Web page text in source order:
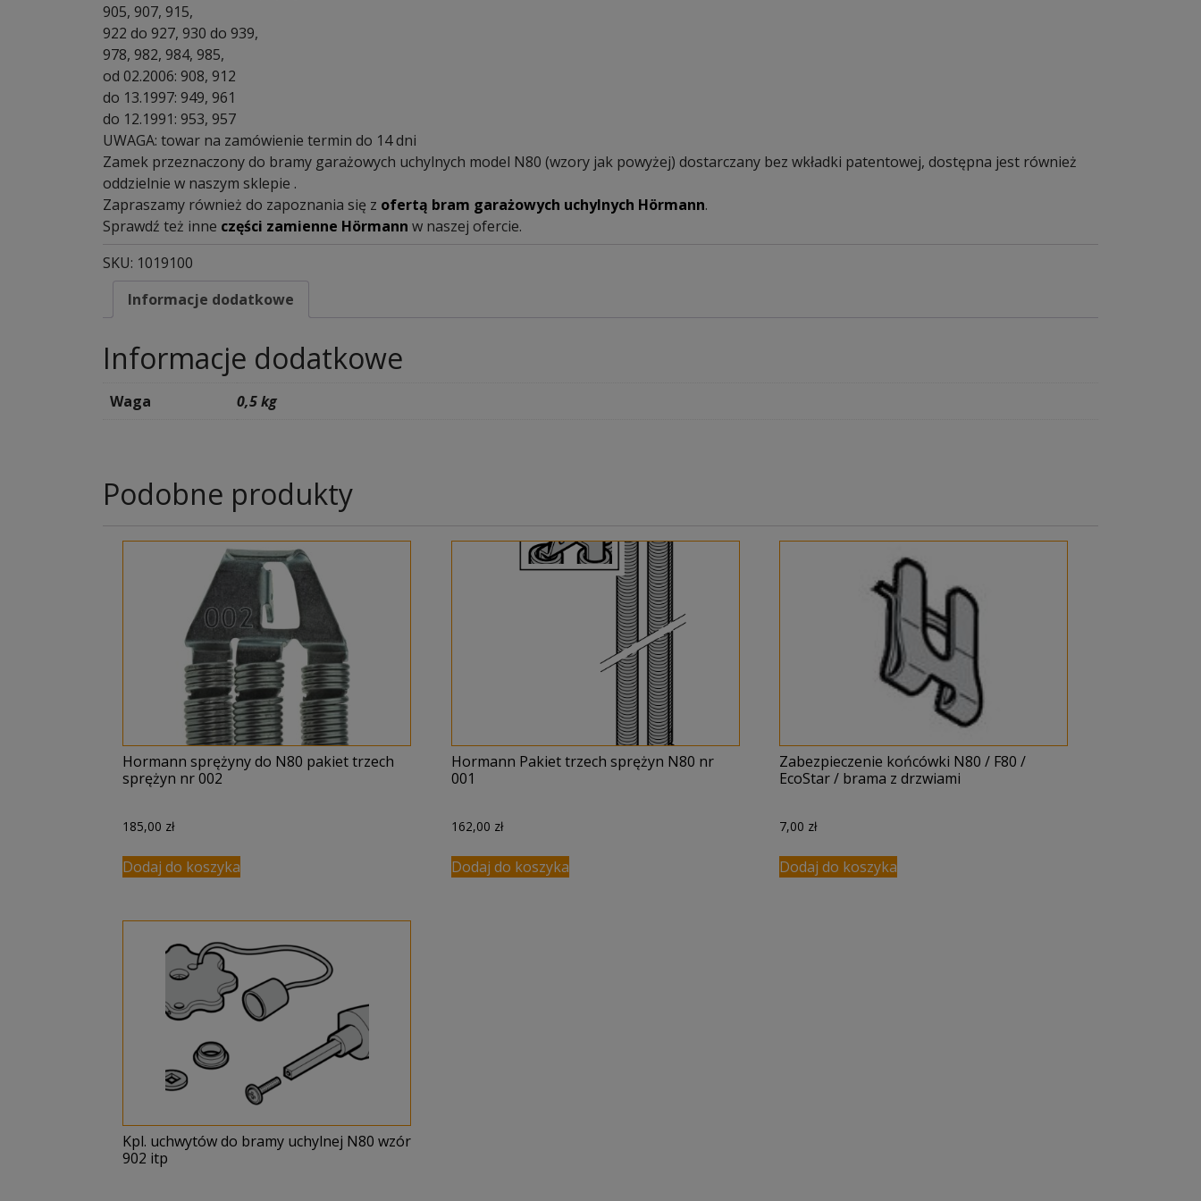
905, 907, 915,
922 do 927, 930 do 939,
978, 982, 984, 985,
od 02.2006: 908, 912
do 13.1997: 949, 961
do 12.1991: 953, 957
UWAGA: towar na zamówienie termin do 14 dni
Zamek przeznaczony do bramy garażowych uchylnych model N80 (wzory jak powyżej) dostarczany bez wkładki patentowej, dostępna jest również
oddzielnie w naszym sklepie .
Zapraszamy również do zapoznania się z ofertą bram garażowych uchylnych Hörmann.
Sprawdź też inne części zamienne Hörmann w naszej ofercie.
SKU: 1019100
Informacje dodatkowe
Informacje dodatkowe
Waga 0,5 kg
Podobne produkty
Hormann sprężyny do N80 pakiet trzech
sprężyn nr 002
185,00 zł
Dodaj do koszyka
Hormann Pakiet trzech sprężyn N80 nr
001
162,00 zł
Dodaj do koszyka
Zabezpieczenie końcówki N80 / F80 /
EcoStar / brama z drzwiami
7,00 zł
Dodaj do koszyka
Kpl. uchwytów do bramy uchylnej N80 wzór
902 itp